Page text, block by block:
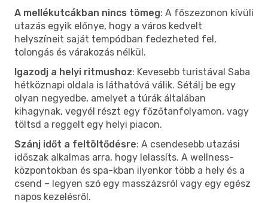
A mellékutcákban nincs tömeg: A főszezonon kívüli
utazás egyik előnye, hogy a város kedvelt
helyszíneit saját tempódban fedezheted fel,
tolongás és várakozás nélkül.
Igazodj a helyi ritmushoz: Kevesebb turistával Saba
hétköznapi oldala is láthatóvá válik. Sétálj be egy
olyan negyedbe, amelyet a túrák általában
kihagynak, vegyél részt egy főzőtanfolyamon, vagy
töltsd a reggelt egy helyi piacon.
Szánj időt a feltöltődésre: A csendesebb utazási
időszak alkalmas arra, hogy lelassíts. A wellness-
központokban és spa-kban ilyenkor több a hely és a
csend – legyen szó egy masszázsról vagy egy egész
napos kezelésről.